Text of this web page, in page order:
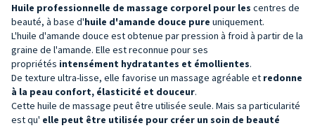
Huile professionnelle de massage corporel pour les centres de
beauté, à base d'huile d'amande douce pure uniquement.
L'huile d'amande douce est obtenue par pression à froid à partir de la
graine de l'amande. Elle est reconnue pour ses
propriétés intensément hydratantes et émollientes.
De texture ultra-lisse, elle favorise un massage agréable et redonne
à la peau confort, élasticité et douceur.
Cette huile de massage peut être utilisée seule. Mais sa particularité
est qu' elle peut être utilisée pour créer un soin de beauté